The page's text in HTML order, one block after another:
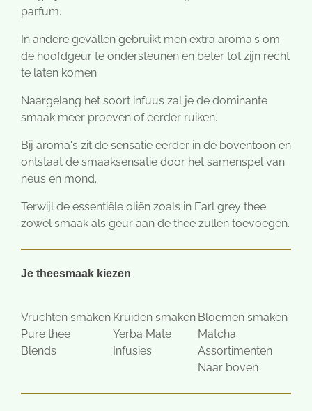
parfum.
In andere gevallen gebruikt men extra aroma's om
de hoofdgeur te ondersteunen en beter tot zijn recht
te laten komen
Naargelang het soort infuus zal je de dominante
smaak meer proeven of eerder ruiken.
Bij aroma's zit de sensatie eerder in de boventoon en
ontstaat de smaaksensatie door het samenspel van
neus en mond.
Terwijl de essentiële oliën zoals in Earl grey thee
zowel smaak als geur aan de thee zullen toevoegen.
Je theesmaak kiezen
Vruchten smaken Kruiden smaken Bloemen smaken
Pure thee
Yerba Mate
Matcha
Blends
Infusies
Assortimenten
Naar boven